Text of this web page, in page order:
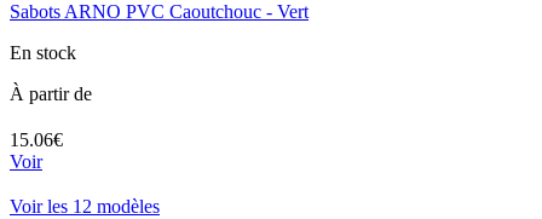
Sabots ARNO PVC Caoutchouc - Vert
En stock
À partir de
15.06€
Voir
Voir les 12 modèles